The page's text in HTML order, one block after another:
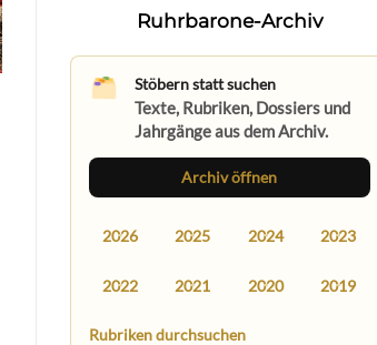
Ruhrbarone-Archiv
Stöbern statt suchen
Texte, Rubriken, Dossiers und
Jahrgänge aus dem Archiv.
Archiv öffnen
2026 2025 2024 2023
2022 2021 2020 2019
Rubriken durchsuchen